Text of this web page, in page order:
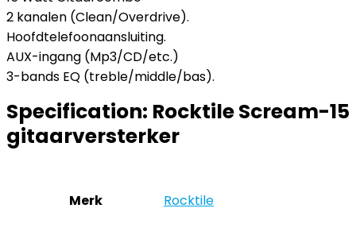
2 kanalen (Clean/Overdrive).
Hoofdtelefoonaansluiting.
AUX-ingang (Mp3/CD/etc.)
3-bands EQ (treble/middle/bas).
Specification: Rocktile Scream-15
gitaarversterker
Merk ‎Rocktile